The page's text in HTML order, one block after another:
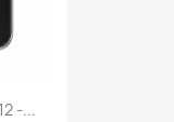
-...